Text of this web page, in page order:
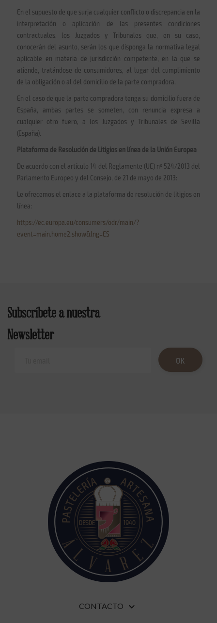
En el supuesto de que surja cualquier conflicto o discrepancia en la
interpretación o aplicación de las presentes condiciones
contractuales, los Juzgados y Tribunales que, en su caso,
conocerán del asunto, serán los que disponga la normativa legal
aplicable en materia de jurisdicción competente, en la que se
atiende, tratándose de consumidores, al lugar del cumplimiento
de la obligación o al del domicilio de la parte compradora.
En el caso de que la parte compradora tenga su domicilio fuera de
España, ambas partes se someten, con renuncia expresa a
cualquier otro fuero, a los Juzgados y Tribunales de Sevilla
(España).
Plataforma de Resolución de Litigios en línea de la Unión Europea
De acuerdo con el artículo 14 del Reglamente (UE) nº 524/2013 del
Parlamento Europeo y del Consejo, de 21 de mayo de 2013:
Le ofrecemos el enlace a la plataforma de resolución de litigios en
línea:
https://ec.europa.eu/consumers/odr/main/?
event=main.home2.show&lng=ES
Subscríbete a nuestra
Newsletter
CONTACTO 